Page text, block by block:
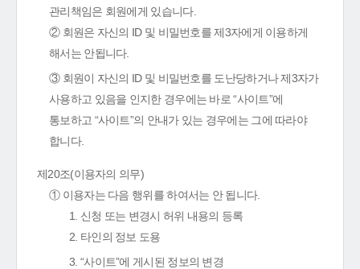
관리책임은 회원에게 있습니다.
② 회원은 자신의 ID 및 비밀번호를 제3자에게 이용하게
해서는 안됩니다.
③ 회원이 자신의 ID 및 비밀번호를 도난당하거나 제3자가
사용하고 있음을 인지한 경우에는 바로 “사이트”에
통보하고 “사이트”의 안내가 있는 경우에는 그에 따라야
합니다.
제20조(이용자의 의무)
① 이용자는 다음 행위를 하여서는 안 됩니다.
1. 신청 또는 변경시 허위 내용의 등록
2. 타인의 정보 도용
3. “사이트”에 게시된 정보의 변경